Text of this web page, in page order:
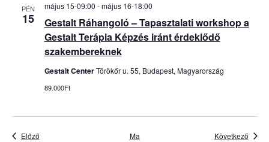
PÉN
15
Gestalt Ráhangoló – Tapasztalati workshop a
Gestalt Terápia Képzés iránt érdeklődő
szakembereknek
május 15-09:00 -május 16-18:00
Gestalt CenterTörökőr u. 55, Budapest, Magyarország
89.000Ft
ElőzőEsemények Ma Következő